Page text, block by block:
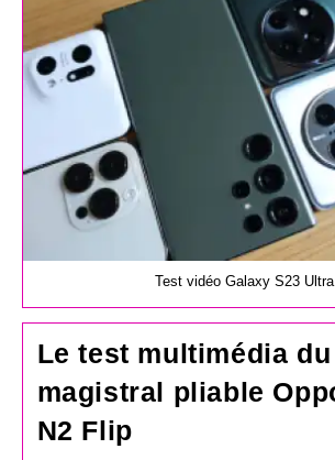
Test vidéo Galaxy S23 Ultra.
Le test multimédia du
magistral pliable
N2 Flip